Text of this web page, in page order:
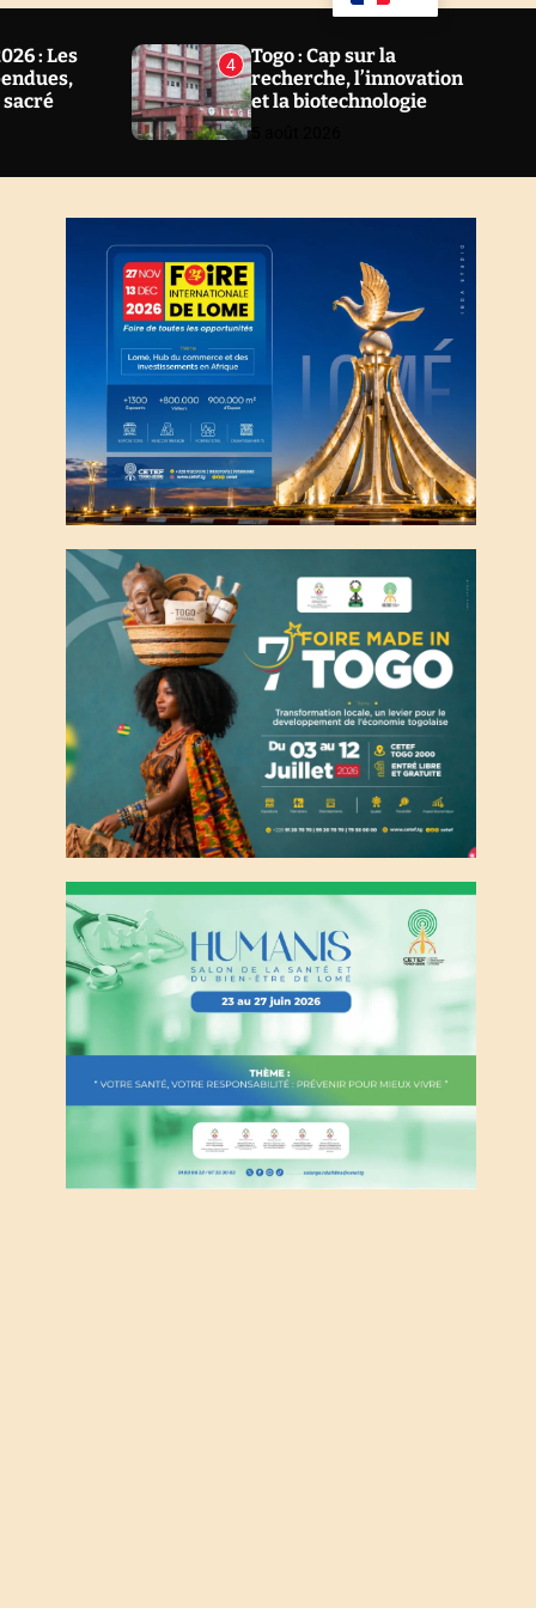
e
a
h
: Les
4
Togo : Cap sur la
recherche, l’innovation
et la biotechnologie
5 août 2026